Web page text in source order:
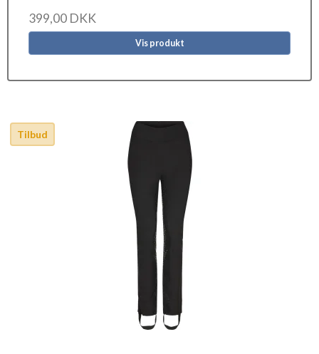
399,00 DKK
Vis produkt
Tilbud